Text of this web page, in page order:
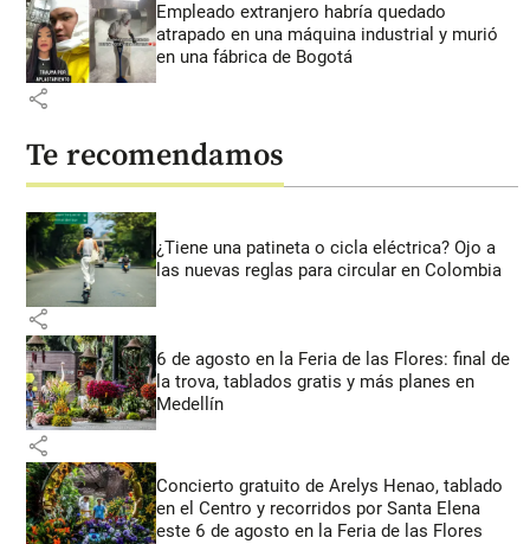
Empleado extranjero habría quedado
atrapado en una máquina industrial y murió
en una fábrica de Bogotá
share
Te recomendamos
¿Tiene una patineta o cicla eléctrica? Ojo a
las nuevas reglas para circular en Colombia
share
6 de agosto en la Feria de las Flores: final de
la trova, tablados gratis y más planes en
Medellín
share
Concierto gratuito de Arelys Henao, tablado
en el Centro y recorridos por Santa Elena
este 6 de agosto en la Feria de las Flores